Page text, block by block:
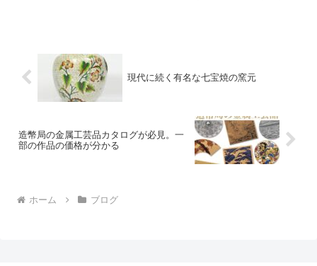
現代に続く有名な七宝焼の窯元
造幣局の金属工芸品カタログが必見。一
部の作品の価格が分かる
ホーム ブログ